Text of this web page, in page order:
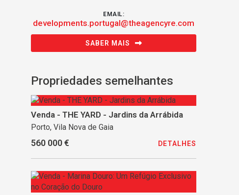
EMAIL:
developments.portugal@theagencyre.com
SABER MAIS
Propriedades semelhantes
Venda - THE YARD - Jardins da Arrábida
Porto, Vila Nova de Gaia
560 000 € DETALHES